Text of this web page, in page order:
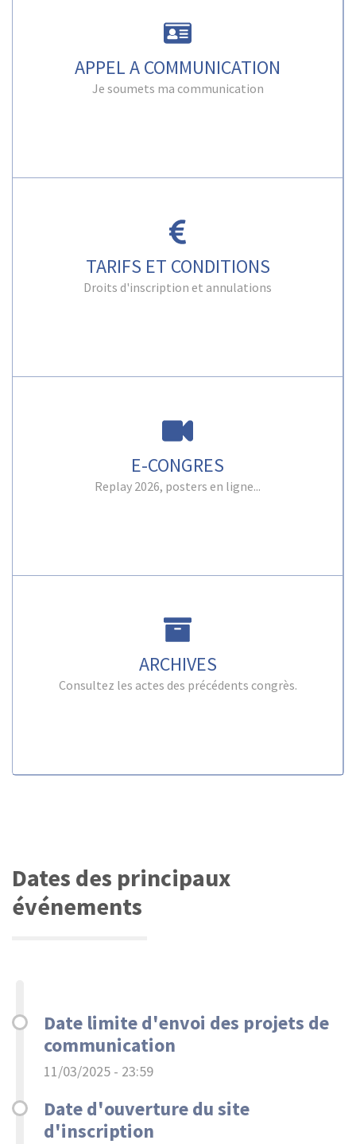
APPEL A COMMUNICATION
Je soumets ma communication
TARIFS ET CONDITIONS
Droits d'inscription et annulations
E-CONGRES
Replay 2026, posters en ligne...
ARCHIVES
Consultez les actes des précédents congrès.
Dates des principaux
événements
Date limite d'envoi des projets de
communication
11/03/2025 - 23:59
Date d'ouverture du site
d'inscription